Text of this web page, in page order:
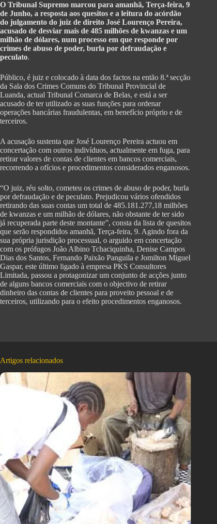
O Tribunal Supremo marcou para amanhã, Terça-feira, 9
de Junho, a resposta aos quesitos e a leitura do acórdão
do julgamento do juiz de direito José Lourenço Pereira,
acusado de desviar mais de 485 milhões de kwanzas e um
milhão de dólares, num processo em que responde por
crimes de abuso de poder, burla por defraudação e
peculato.
Público, é juiz e colocado à data dos factos na então 8.ª secção
da Sala dos Crimes Comuns do Tribunal Provincial de
Luanda, actual Tribunal Comarca de Belas, e está a ser
acusado de ter utilizado as suas funções para ordenar
operações bancárias fraudulentas, em benefício próprio e de
terceiros.
A acusação sustenta que José Lourenço Pereira actuou em
concertação com outros indivíduos, actualmente em fuga, para
retirar valores de contas de clientes em bancos comerciais,
recorrendo a ofícios e procedimentos considerados enganosos.
“O juiz, réu solto, cometeu os crimes de abuso de poder, burla
por defraudação e de peculato. Prejudicou vários ofendidos
retirando das suas contas um total de 485.181.277,18 milhões
de kwanzas e um milhão de dólares, não obstante de ter sido
já recuperada parte deste montante”, consta da lista de quesitos
que serão respondidos amanhã, Terça-feira, 9. Agindo fora da
sua própria jurisdição processual, o arguido em concertação
com os prófugos João Albino Tchaciquinha, Denise Campos
Dias dos Santos, Fernando Paixão Panguila e Jomilton Miguel
Gaspar, este último ligado à empresa PKS Consultores
Limitada, passou a protagonizar um conjunto de acções junto
de alguns bancos comerciais com o objectivo de retirar
dinheiro das contas de clientes para proveito pessoal e de
terceiros, utilizando para o efeito procedimentos enganosos.
Artigos relacionados